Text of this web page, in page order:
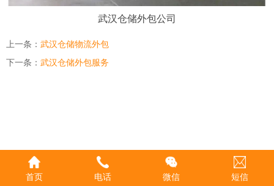
武汉仓储外包公司
上一条： 武汉仓储物流外包
下一条： 武汉仓储外包服务
首页 电话 微信 短信